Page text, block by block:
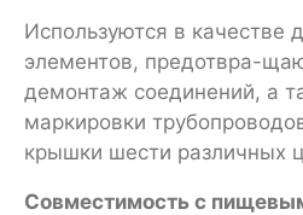
Используются в качестве
элементов, предотвра-
демонтаж соединений, а
маркировки
крышки шести различных
Совместимость с